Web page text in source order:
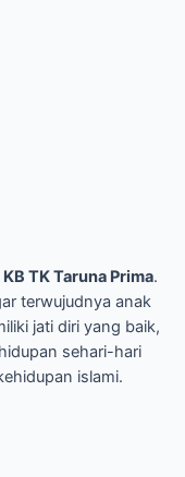
KB TK Taruna Prima.
terwujudnya anak
jati diri yang baik,
sehari-hari
islami.